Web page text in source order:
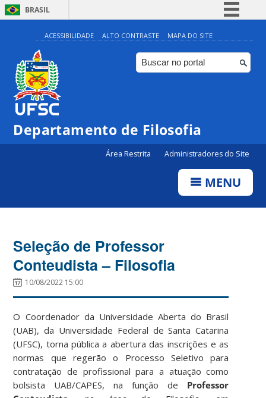
BRASIL
Simplifique!
Comunica BR
Participe
Canais
ACESSIBILIDADE ALTO CONTRASTE MAPA DO SITE
Departamento de Filosofia
Área Restrita Administradores do Site
MENU
Seleção de Professor
Conteudista – Filosofia
10/08/2022 15:00
O Coordenador da Universidade Aberta do Brasil
(UAB), da Universidade Federal de Santa Catarina
(UFSC), torna pública a abertura das inscrições e as
normas que regerão o Processo Seletivo para
contratação de profissional para a atuação como
bolsista UAB/CAPES, na função de Professor